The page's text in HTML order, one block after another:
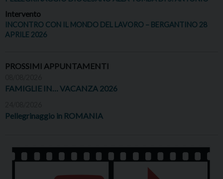
Intervento
INCONTRO CON IL MONDO DEL LAVORO – BERGANTINO 28
APRILE 2026
PROSSIMI APPUNTAMENTI
FAMIGLIE IN… VACANZA 2026
Pellegrinaggio in ROMANIA